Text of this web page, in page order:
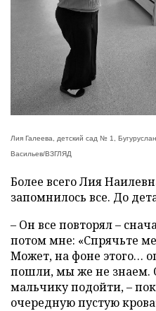
Лия Галеева, детский сад № 1,
Васильев/ВЗГЛЯД
Более всего Лия
запомнилось все. До
– Он все повторял –
потом мне: «Спрячьте
Может, на фоне этого…
пошли, мы же не знаем.
мальчику подойти, –
очередную пустую